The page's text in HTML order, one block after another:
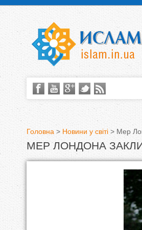
В
Головна > Новини у світі > Мер
МЕР ЛОНДОНА